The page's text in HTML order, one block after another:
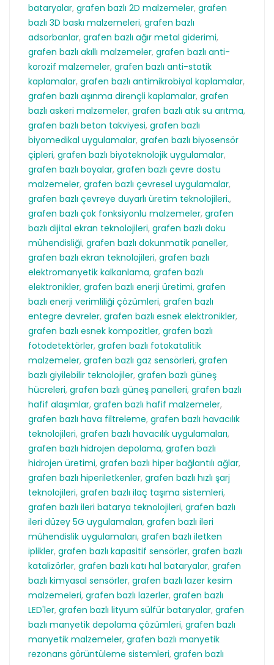
bataryalar, grafen bazlı 2D malzemeler, grafen
bazlı 3D baskı malzemeleri, grafen bazlı
adsorbanlar, grafen bazlı ağır metal giderimi,
grafen bazlı akıllı malzemeler, grafen bazlı anti-
korozif malzemeler, grafen bazlı anti-statik
kaplamalar, grafen bazlı antimikrobiyal kaplamalar,
grafen bazlı aşınma dirençli kaplamalar, grafen
bazlı askeri malzemeler, grafen bazlı atık su arıtma,
grafen bazlı beton takviyesi, grafen bazlı
biyomedikal uygulamalar, grafen bazlı biyosensör
çipleri, grafen bazlı biyoteknolojik uygulamalar,
grafen bazlı boyalar, grafen bazlı çevre dostu
malzemeler, grafen bazlı çevresel uygulamalar,
grafen bazlı çevreye duyarlı üretim teknolojileri.,
grafen bazlı çok fonksiyonlu malzemeler, grafen
bazlı dijital ekran teknolojileri, grafen bazlı doku
mühendisliği, grafen bazlı dokunmatik paneller,
grafen bazlı ekran teknolojileri, grafen bazlı
elektromanyetik kalkanlama, grafen bazlı
elektronikler, grafen bazlı enerji üretimi, grafen
bazlı enerji verimliliği çözümleri, grafen bazlı
entegre devreler, grafen bazlı esnek elektronikler,
grafen bazlı esnek kompozitler, grafen bazlı
fotodetektörler, grafen bazlı fotokatalitik
malzemeler, grafen bazlı gaz sensörleri, grafen
bazlı giyilebilir teknolojiler, grafen bazlı güneş
hücreleri, grafen bazlı güneş panelleri, grafen bazlı
hafif alaşımlar, grafen bazlı hafif malzemeler,
grafen bazlı hava filtreleme, grafen bazlı havacılık
teknolojileri, grafen bazlı havacılık uygulamaları,
grafen bazlı hidrojen depolama, grafen bazlı
hidrojen üretimi, grafen bazlı hiper bağlantılı ağlar,
grafen bazlı hiperiletkenler, grafen bazlı hızlı şarj
teknolojileri, grafen bazlı ilaç taşıma sistemleri,
grafen bazlı ileri batarya teknolojileri, grafen bazlı
ileri düzey 5G uygulamaları, grafen bazlı ileri
mühendislik uygulamaları, grafen bazlı iletken
iplikler, grafen bazlı kapasitif sensörler, grafen bazlı
katalizörler, grafen bazlı katı hal bataryalar, grafen
bazlı kimyasal sensörler, grafen bazlı lazer kesim
malzemeleri, grafen bazlı lazerler, grafen bazlı
LED'ler, grafen bazlı lityum sülfür bataryalar, grafen
bazlı manyetik depolama çözümleri, grafen bazlı
manyetik malzemeler, grafen bazlı manyetik
rezonans görüntüleme sistemleri, grafen bazlı